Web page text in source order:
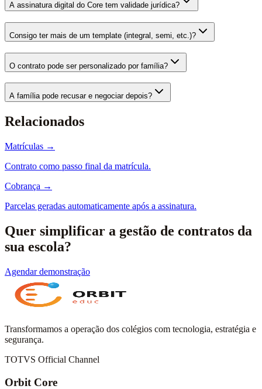
A assinatura digital do Core tem validade jurídica?
Consigo ter mais de um template (integral, semi, etc.)?
O contrato pode ser personalizado por família?
A família pode recusar e negociar depois?
Relacionados
Matrículas →
Contrato como passo final da matrícula.
Cobrança →
Parcelas geradas automaticamente após a assinatura.
Quer simplificar a gestão de contratos da
sua escola?
Agendar demonstração
Transformamos a operação dos colégios com tecnologia, estratégia e
segurança.
TOTVS Official Channel
Orbit Core